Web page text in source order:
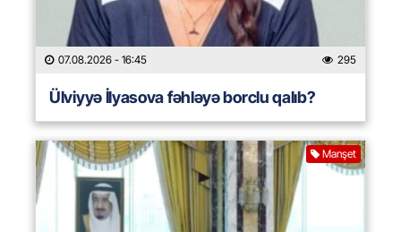
07.08.2026 - 16:45 295
Ülviyyə İlyasova fəhləyə borclu qalıb?
Manşet